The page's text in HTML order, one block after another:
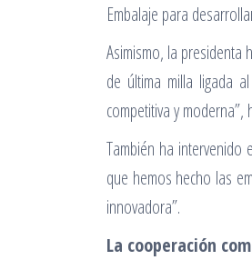
Embalaje para
Asimismo, la
de última milla ligada
competitiva y moderna”,
También ha intervenido
que hemos hecho las
innovadora”.
La cooperación